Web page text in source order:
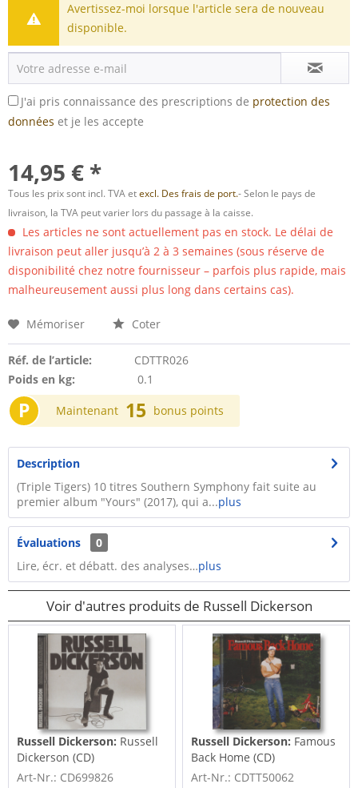
Avertissez-moi lorsque l'article sera de nouveau
disponible.
J'ai pris connaissance des prescriptions de protection des
données et je les accepte
14,95 € *
Tous les prix sont incl. TVA etexcl. Des frais de port.- Selon le pays de
livraison, la TVA peut varier lors du passage à la caisse.
Les articles ne sont actuellement pas en stock. Le délai de
livraison peut aller jusqu’à 2 à 3 semaines (sous réserve de
disponibilité chez notre fournisseur – parfois plus rapide, mais
malheureusement aussi plus long dans certains cas).
Mémoriser Coter
Réf. de l’article:
CDTTR026
Poids en kg:
0.1
P Maintenant 15 bonus points
Description
(Triple Tigers) 10 titres Southern Symphony fait suite au
premier album "Yours" (2017), qui a...plus
Évaluations
0
Lire, écr. et débatt. des analyses…plus
Voir d'autres produits de Russell Dickerson
Russell Dickerson: Russell
Dickerson (CD)
Art-Nr.: CD699826
Russell Dickerson: Famous
Back Home (CD)
Art-Nr.: CDTT50062